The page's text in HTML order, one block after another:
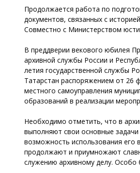
Продолжается работа по
документов, связанных с
Совместно с Министерством
В преддверии векового юбилея
архивной службы России и
летия государственной службы
Татарстан распоряжением от 26
местного самоуправления
образований в реализации
Необходимо отметить, что в
выполняют свои основные
возможность использования его
продолжают и приумножают
служению архивному делу.